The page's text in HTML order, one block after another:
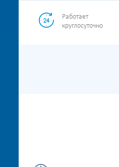
Работает
круглосуточно